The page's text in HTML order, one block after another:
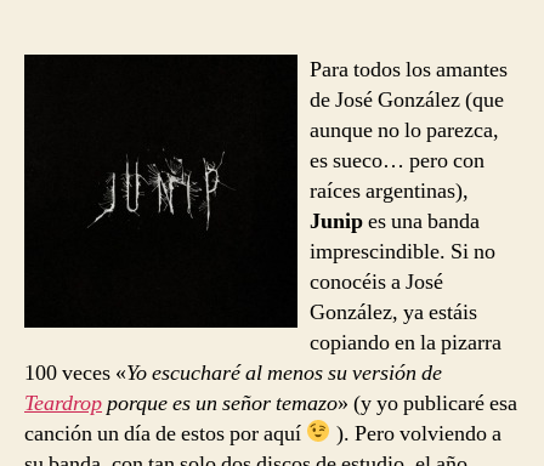
Fire
Para todos los amantes
de José González (que
aunque no lo parezca,
es sueco… pero con
raíces argentinas),
Junipes una banda
imprescindible. Si no
conocéis a José
González, ya estáis
copiando en la pizarra
100 veces «Yo escucharé al menos su versión de
Teardropporque es un señor temazo» (y yo publicaré esa
canción un día de estos por aquí
). Pero volviendo a